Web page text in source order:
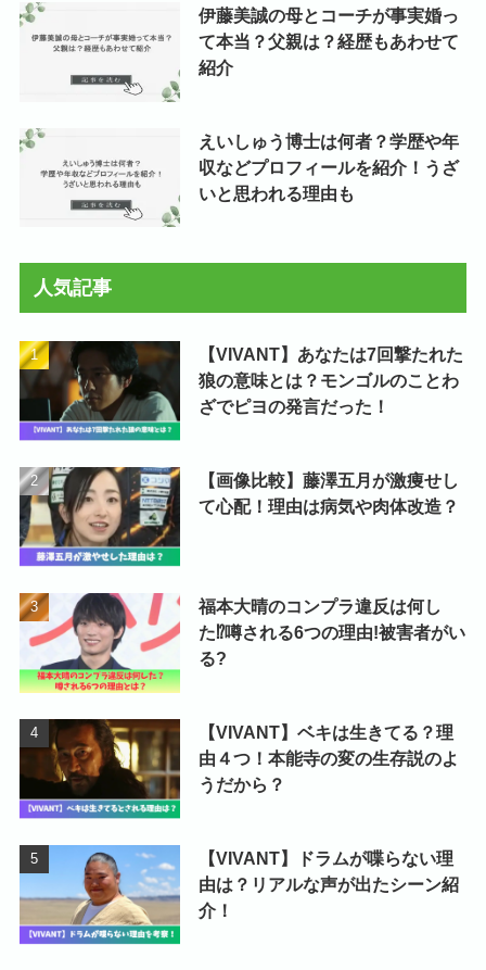
伊藤美誠の母とコーチが事実婚っ
て本当？父親は？経歴もあわせて
紹介
えいしゅう博士は何者？学歴や年
収などプロフィールを紹介！うざ
いと思われる理由も
人気記事
【VIVANT】あなたは7回撃たれた
狼の意味とは？モンゴルのことわ
ざでピヨの発言だった！
【画像比較】藤澤五月が激痩せし
て心配！理由は病気や肉体改造？
福本大晴のコンプラ違反は何し
た⁉噂される6つの理由!被害者がい
る?
【VIVANT】ベキは生きてる？理
由４つ！本能寺の変の生存説のよ
うだから？
【VIVANT】ドラムが喋らない理
由は？リアルな声が出たシーン紹
介！